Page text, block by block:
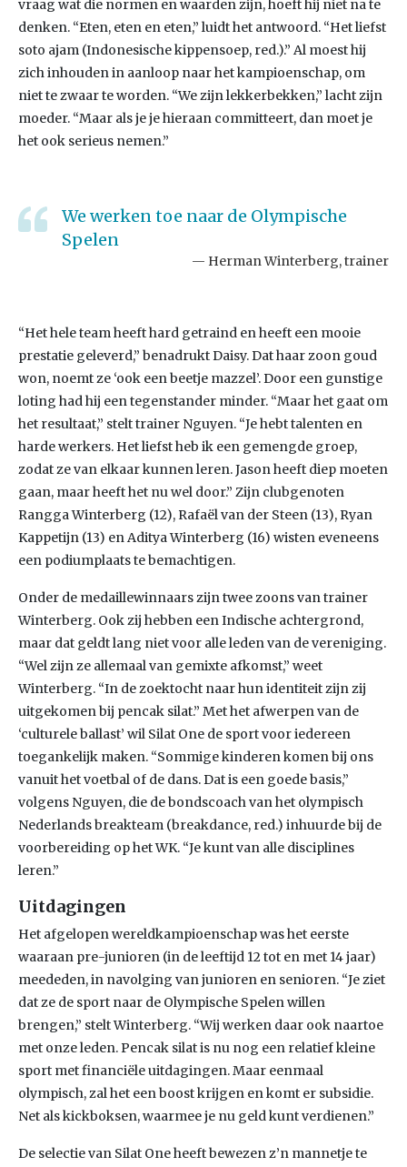
vraag wat die normen en waarden zijn, hoeft hij niet na te
denken. “Eten, eten en eten,” luidt het antwoord. “Het liefst
soto ajam (Indonesische kippensoep, red.).” Al moest hij
zich inhouden in aanloop naar het kampioenschap, om
niet te zwaar te worden. “We zijn lekkerbekken,” lacht zijn
moeder. “Maar als je je hieraan committeert, dan moet je
het ook serieus nemen.”
We werken toe naar de Olympische
Spelen
Herman Winterberg, trainer
“Het hele team heeft hard getraind en heeft een mooie
prestatie geleverd,” benadrukt Daisy. Dat haar zoon goud
won, noemt ze ‘ook een beetje mazzel’. Door een gunstige
loting had hij een tegenstander minder. “Maar het gaat om
het resultaat,” stelt trainer Nguyen. “Je hebt talenten en
harde werkers. Het liefst heb ik een gemengde groep,
zodat ze van elkaar kunnen leren. Jason heeft diep moeten
gaan, maar heeft het nu wel door.” Zijn clubgenoten
Rangga Winterberg (12), Rafaël van der Steen (13), Ryan
Kappetijn (13) en Aditya Winterberg (16) wisten eveneens
een podiumplaats te bemachtigen.
Onder de medaillewinnaars zijn twee zoons van trainer
Winterberg. Ook zij hebben een Indische achtergrond,
maar dat geldt lang niet voor alle leden van de vereniging.
“Wel zijn ze allemaal van gemixte afkomst,” weet
Winterberg. “In de zoektocht naar hun identiteit zijn zij
uitgekomen bij pencak silat.” Met het afwerpen van de
‘culturele ballast’ wil Silat One de sport voor iedereen
toegankelijk maken. “Sommige kinderen komen bij ons
vanuit het voetbal of de dans. Dat is een goede basis,”
volgens Nguyen, die de bondscoach van het olympisch
Nederlands breakteam (breakdance, red.) inhuurde bij de
voorbereiding op het WK. “Je kunt van alle disciplines
leren.”
Uitdagingen
Het afgelopen wereldkampioenschap was het eerste
waaraan pre-junioren (in de leeftijd 12 tot en met 14 jaar)
meededen, in navolging van junioren en senioren. “Je ziet
dat ze de sport naar de Olympische Spelen willen
brengen,” stelt Winterberg. “Wij werken daar ook naartoe
met onze leden. Pencak silat is nu nog een relatief kleine
sport met financiële uitdagingen. Maar eenmaal
olympisch, zal het een boost krijgen en komt er subsidie.
Net als kickboksen, waarmee je nu geld kunt verdienen.”
De selectie van Silat One heeft bewezen z’n mannetje te